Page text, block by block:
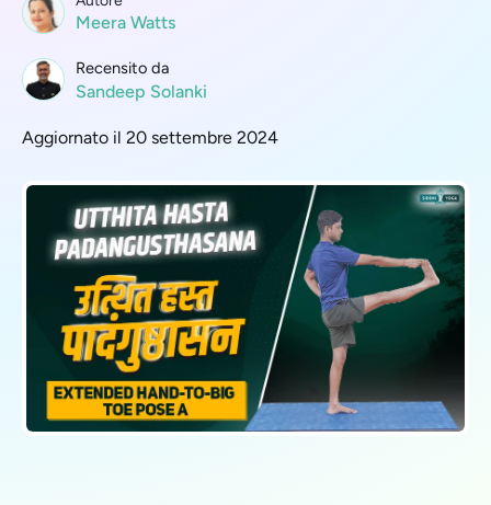
Meera Watts
Recensito da
Sandeep Solanki
Aggiornato il 20 settembre 2024